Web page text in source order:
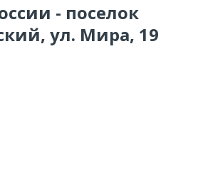
- поселок
ул. Мира, 19